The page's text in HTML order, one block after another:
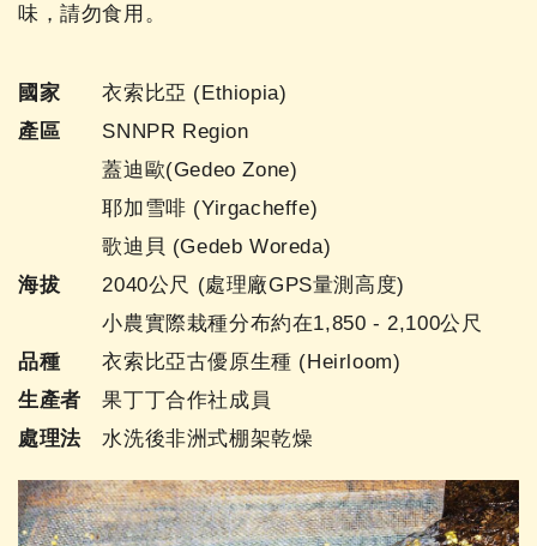
味，請勿食用。
國家 衣索比亞 (Ethiopia)
產區 SNNPR Region
蓋迪歐(Gedeo Zone)
耶加雪啡 (Yirgacheffe)
歌迪貝 (Gedeb Woreda)
海拔 2040公尺 (處理廠GPS量測高度)
小農實際栽種分布約在1,850 - 2,100公尺
品種 衣索比亞古優原生種 (Heirloom)
生產者 果丁丁合作社成員
處理法水洗後非洲式棚架乾燥